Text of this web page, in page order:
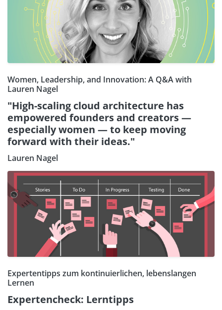
Women, Leadership, and Innovation: A Q&A with
Lauren Nagel
"High-scaling cloud architecture has
empowered founders and creators —
especially women — to keep moving
forward with their ideas."
Lauren Nagel
Expertentipps zum kontinuierlichen, lebenslangen
Lernen
Expertencheck: Lerntipps